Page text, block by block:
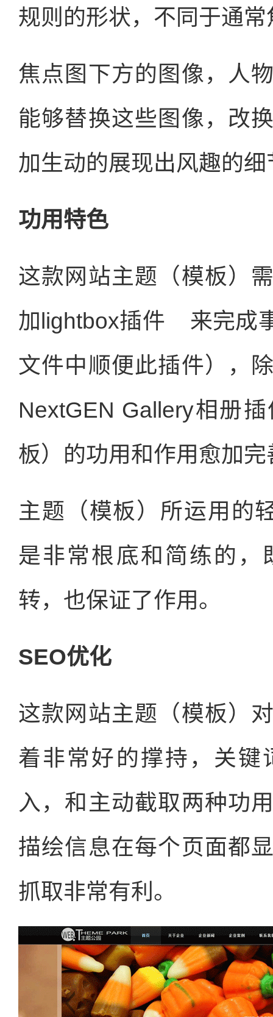
规则的形状，不同于通
焦点图下方的图像，人
能够替换这些图像，改
加生动的展现出风趣的细
功用特色
这款网站主题（模板）
加lightbox插件
来完成
文件中顺便此插件），
NextGEN Gallery相册
板）的功用和作用愈加完
主题（模板）所运用的
是非常根底和简练的
转，也保证了作用。
SEO优化
这款网站主题（模板）
着非常好的撑持，关键
入，和主动截取两种功
描绘信息在每个页面都
抓取非常有利。